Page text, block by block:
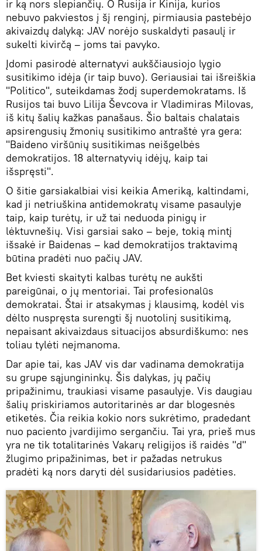
ir ką nors slepiančių. O Rusija ir Kinija, kurios
nebuvo pakviestos į šį renginį, pirmiausia pastebėjo
akivaizdų dalyką: JAV norėjo suskaldyti pasaulį ir
sukelti kivirčą – joms tai pavyko.
Įdomi pasirodė alternatyvi aukščiausiojo lygio
susitikimo idėja (ir taip buvo). Geriausiai tai išreiškia
"Politico", suteikdamas žodį superdemokratams. Iš
Rusijos tai buvo Lilija Ševcova ir Vladimiras Milovas,
iš kitų šalių kažkas panašaus. Šio baltais chalatais
apsirengusių žmonių susitikimo antraštė yra gera:
"Baideno viršūnių susitikimas neišgelbės
demokratijos. 18 alternatyvių idėjų, kaip tai
išspręsti".
O šitie garsiakalbiai visi keikia Ameriką, kaltindami,
kad ji netriuškina antidemokratų visame pasaulyje
taip, kaip turėtų, ir už tai neduoda pinigų ir
lėktuvnešių. Visi garsiai sako – beje, tokią mintį
išsakė ir Baidenas – kad demokratijos traktavimą
būtina pradėti nuo pačių JAV.
Bet kviesti skaityti kalbas turėtų ne aukšti
pareigūnai, o jų mentoriai. Tai profesionalūs
demokratai. Štai ir atsakymas į klausimą, kodėl vis
dėlto nuspręsta surengti šį nuotolinį susitikimą,
nepaisant akivaizdaus situacijos absurdiškumo: nes
toliau tylėti neįmanoma.
Dar apie tai, kas JAV vis dar vadinama demokratija
su grupe sąjungininkų. Šis dalykas, jų pačių
pripažinimu, traukiasi visame pasaulyje. Vis daugiau
šalių priskiriamos autoritarinės ar dar blogesnės
etiketės. Čia reikia kokio nors sukrėtimo, pradedant
nuo paciento įvardijimo sergančiu. Tai yra, prieš mus
yra ne tik totalitarinės Vakarų religijos iš raidės "d"
žlugimo pripažinimas, bet ir pažadas netrukus
pradėti ką nors daryti dėl susidariusios padėties.